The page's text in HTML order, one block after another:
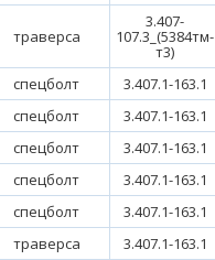
траверса
3.407-
107.3_(5384тм-
т3)
спецболт 3.407.1-163.1
спецболт 3.407.1-163.1
спецболт 3.407.1-163.1
спецболт 3.407.1-163.1
спецболт 3.407.1-163.1
траверса 3.407.1-163.1